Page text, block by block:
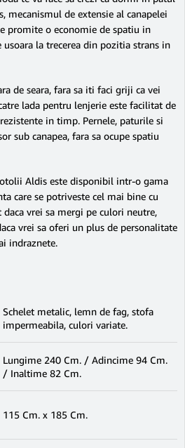
mecanismul de extensie al canapelei
promite o economie de spatiu in
usoara la trecerea din pozitia strans in
de seara, fara sa iti faci griji ca vei
lada pentru lenjerie este facilitat de
in timp. Pernele, paturile si
sub canapea, fara sa ocupe spatiu
Aldis este disponibil intr-o gama
care se potriveste cel mai bine cu
vrei sa mergi pe culori neutre,
vrei sa oferi un plus de personalitate
indraznete.
Schelet metalic, lemn de fag, stofa
impermeabila, culori variate.
Lungime 240 Cm. / Adincime 94 Cm.
/ Inaltime 82 Cm.
115 Cm. x 185 Cm.